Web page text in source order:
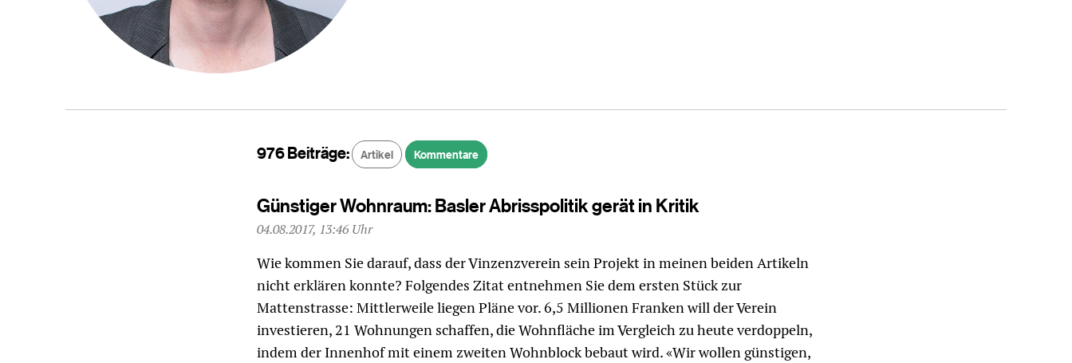
976 Beiträge: Artikel Kommentare
Günstiger Wohnraum: Basler Abrisspolitik gerät in Kritik
04.08.2017, 13:46 Uhr
Wie kommen Sie darauf, dass der Vinzenzverein sein Projekt in meinen beiden Artikeln
nicht erklären konnte? Folgendes Zitat entnehmen Sie dem ersten Stück zur
Mattenstrasse: Mittlerweile liegen Pläne vor. 6,5 Millionen Franken will der Verein
investieren, 21 Wohnungen schaffen, die Wohnfläche im Vergleich zu heute verdoppeln,
indem der Innenhof mit einem zweiten Wohnblock bebaut wird. «Wir wollen günstigen,